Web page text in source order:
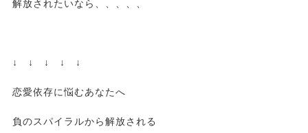
解放されたいなら、、、、、
↓ ↓ ↓ ↓ ↓
恋愛依存に悩むあなたへ
負のスパイラルから解放される